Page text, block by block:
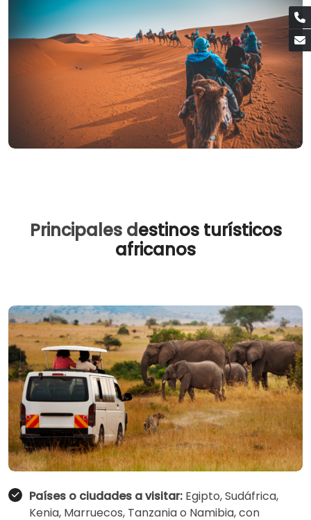
Principales destinos turísticos
africanos
Países o ciudades a visitar: Egipto, Sudáfrica,
Kenia, Marruecos, Tanzania o Namibia, con